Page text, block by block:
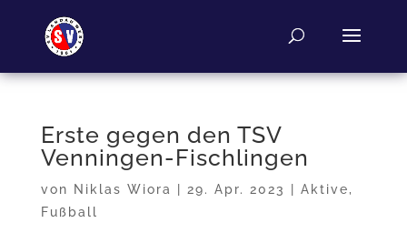
Erste gegen den TSV
Venningen-Fischlingen
von Niklas Wiora 29. Apr. 2023 Aktive,
Fußball